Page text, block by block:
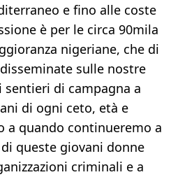
e fino alle coste
è per le circa 90mila
nigeriane, che di
sulle nostre
di campagna a
di ogni ceto, età e
a quando continueremo a
queste giovani donne
criminali e a